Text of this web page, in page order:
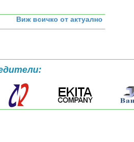
Виж всичко от актуално